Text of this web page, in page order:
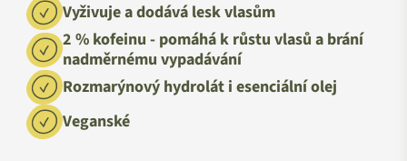
Vyživuje a dodává lesk vlasům
2 % kofeinu - pomáhá k růstu vlasů a brání
nadměrnému vypadávání
Rozmarýnový hydrolát i esenciální olej
Veganské